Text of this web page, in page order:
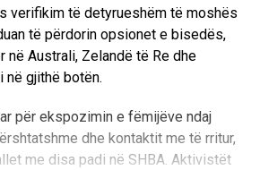
verifikim të detyrueshëm të moshës
të përdorin opsionet e bisedës,
në Australi, Zelandë të Re dhe
në gjithë botën.
për ekspozimin e fëmijëve ndaj
dhe kontaktit me të rritur,
me disa padi në SHBA. Aktivistët